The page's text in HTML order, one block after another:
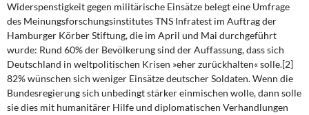
Widerspenstigkeit gegen militärische Einsätze belegt eine Umfrage
des Meinungsforschungsinstitutes TNS Infratest im Auftrag der
Hamburger Körber Stiftung, die im April und Mai durchgeführt
wurde: Rund 60% der Bevölkerung sind der Auffassung, dass sich
Deutschland in weltpolitischen Krisen »eher zurückhalten« solle.[2]
82% wünschen sich weniger Einsätze deutscher Soldaten. Wenn die
Bundesregierung sich unbedingt stärker einmischen wolle, dann solle
sie dies mit humanitärer Hilfe und diplomatischen Verhandlungen